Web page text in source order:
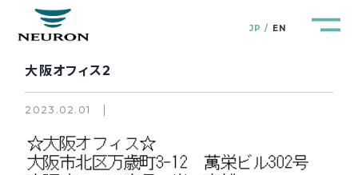
JP EN
管路防災研究所 Pipeline Resilience Lab.
大阪オフィス2
2023.02.01